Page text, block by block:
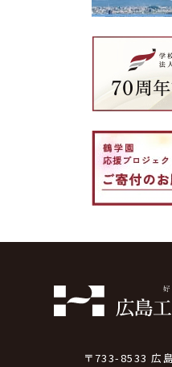
〒733-8533 広